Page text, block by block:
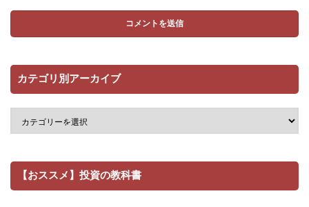
カテゴリ別アーカイブ
【おススメ】投資の教科書